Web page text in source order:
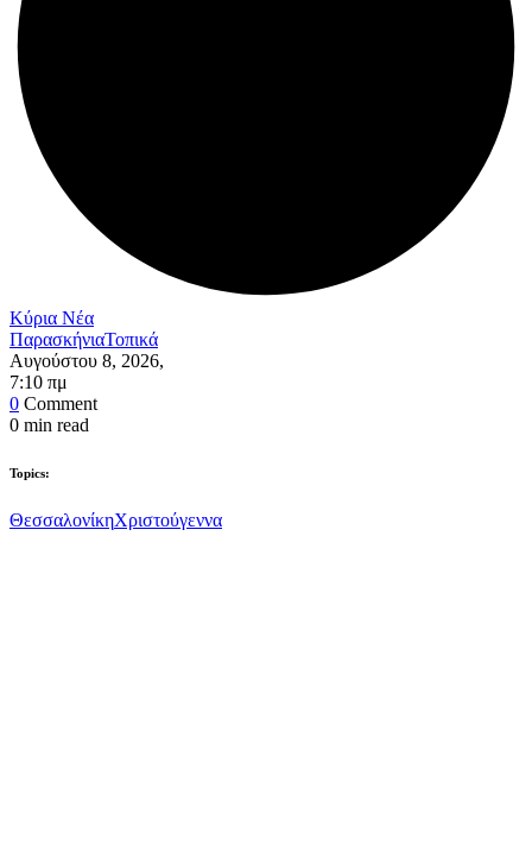
Κύρια Νέα
ΠαρασκήνιαΤοπικά
Αυγούστου 8, 2026,
7:10 πμ
0 Comment
0 min read
Topics:
ΘεσσαλονίκηΧριστούγεννα